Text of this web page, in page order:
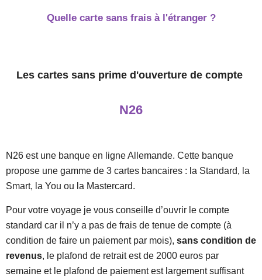
Quelle carte sans frais à l'étranger ?
Les cartes sans prime d'ouverture de compte
N26
N26 est une banque en ligne Allemande. Cette banque
propose une gamme de 3 cartes bancaires : la Standard, la
Smart, la You ou la Mastercard.
Pour votre voyage je vous conseille d’ouvrir le compte
standard car il n’y a pas de frais de tenue de compte (à
condition de faire un paiement par mois), sans condition de
revenus, le plafond de retrait est de 2000 euros par
semaine et le plafond de paiement est largement suffisant